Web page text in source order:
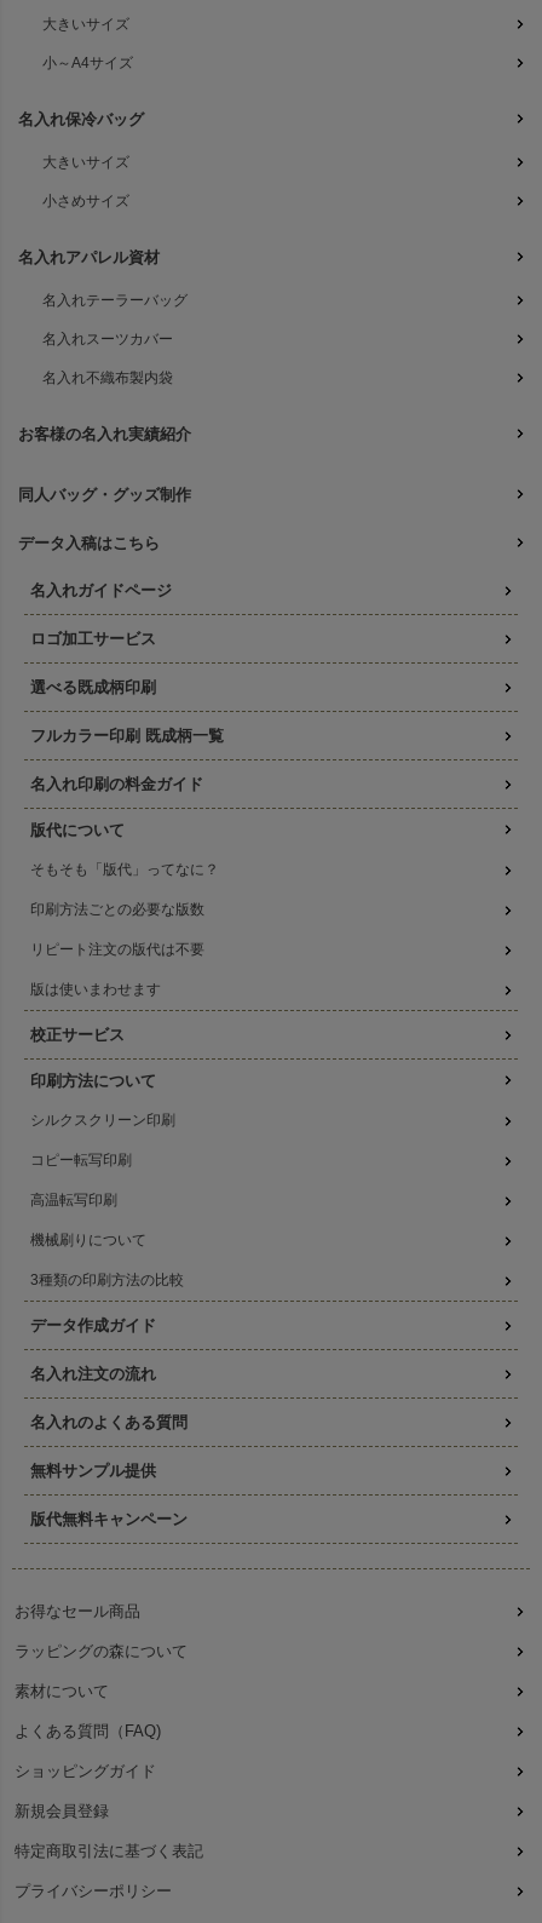
大きいサイズ
小～A4サイズ
名入れ保冷バッグ
大きいサイズ
小さめサイズ
名入れアパレル資材
名入れテーラーバッグ
名入れスーツカバー
名入れ不織布製内袋
お客様の名入れ実績紹介
同人バッグ・グッズ制作
データ入稿はこちら
名入れガイドページ
ロゴ加工サービス
選べる既成柄印刷
フルカラー印刷 既成柄一覧
名入れ印刷の料金ガイド
版代について
そもそも「版代」ってなに？
印刷方法ごとの必要な版数
リピート注文の版代は不要
版は使いまわせます
校正サービス
印刷方法について
シルクスクリーン印刷
コピー転写印刷
高温転写印刷
機械刷りについて
3種類の印刷方法の比較
データ作成ガイド
名入れ注文の流れ
名入れのよくある質問
無料サンプル提供
版代無料キャンペーン
お得なセール商品
ラッピングの森について
素材について
よくある質問（FAQ)
ショッピングガイド
新規会員登録
特定商取引法に基づく表記
プライバシーポリシー